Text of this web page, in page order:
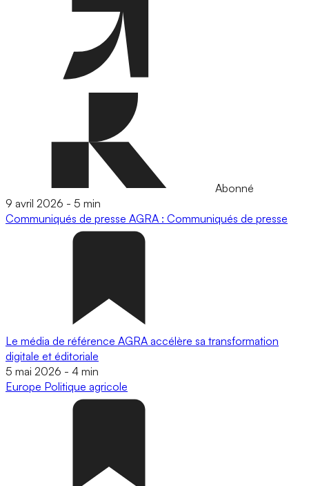
Abonné
9 avril 2026 - 5 min
Communiqués de presse AGRA : Communiqués de presse
Le média de référence AGRA accélère sa transformation
digitale et éditoriale
5 mai 2026 - 4 min
Europe Politique agricole